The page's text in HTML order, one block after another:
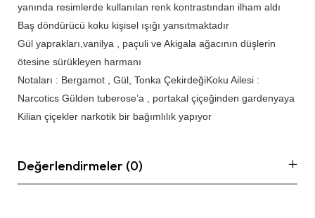
yanında resimlerde kullanılan renk kontrastından ilham aldı
Baş döndürücü koku kişisel ışığı yansıtmaktadır
Gül yaprakları,vanilya , paçuli ve Akigala ağacının düşlerin
ötesine sürükleyen harmanı
Notaları : Bergamot , Gül, Tonka ÇekirdeğiKoku Ailesi :
Narcotics Gülden tuberose’a , portakal çiçeğinden gardenyaya
Kilian çiçekler narkotik bir bağımlılık yapıyor
Değerlendirmeler (0)